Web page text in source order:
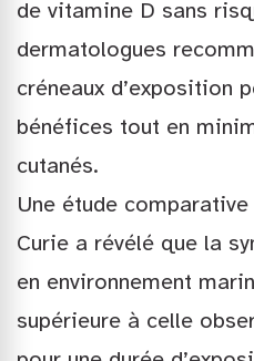
de vitamine D sans
dermatologues
créneaux d’exposition
bénéfices tout en
cutanés.
Une étude
Curie a révélé que la
en environnement
supérieure à celle